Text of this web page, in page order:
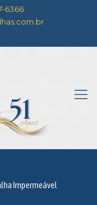
6366
Impermeável